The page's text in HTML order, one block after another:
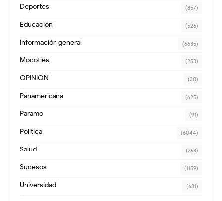
Deportes (857)
Educación (526)
Información general (6635)
Mocoties (253)
OPINION (30)
Panamericana (625)
Paramo (91)
Política (6044)
Salud (763)
Sucesos (1159)
Universidad (681)